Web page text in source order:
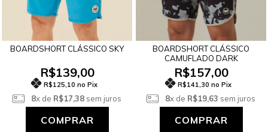
BOARDSHORT CLÁSSICO SKY
R$139,00
R$125,10 no Pix
8x de R$17,38sem juros
COMPRAR
BOARDSHORT CLÁSSICO
CAMUFLADO DARK
R$157,00
R$141,30 no Pix
8x de R$19,63 sem juros
COMPRAR